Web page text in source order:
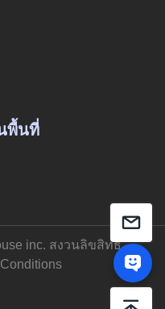
พื้นที่
inc. สงวนลิขสิทธิ์.